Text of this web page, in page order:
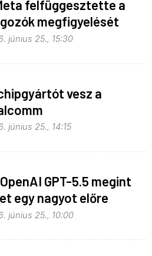
felfüggesztette a
megfigyelését
június 25., 15:30
vesz a
június 25., 14:15
GPT-5.5 megint
egy nagyot előre
június 25., 10:00